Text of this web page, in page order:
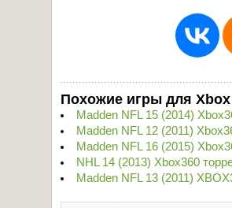
Похожие игры для Xbox
Madden NFL 15 (2014)
Madden NFL 12 (2011)
Madden NFL 16 (2015)
NHL 14 (2013) Xbox360
Madden NFL 13 (2011)